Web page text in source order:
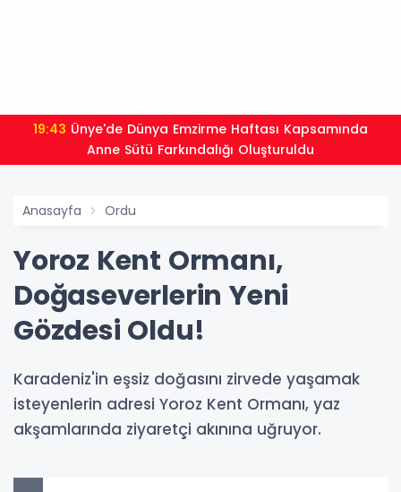
19:43
Anne Sütü Farkındalığı Oluşturuldu
Anasayfa Ordu
Yoroz Kent Ormanı,
Doğaseverlerin Yeni
Gözdesi Oldu!
Karadeniz'in eşsiz doğasını zirvede yaşamak
isteyenlerin adresi Yoroz Kent Ormanı, yaz
akşamlarında ziyaretçi akınına uğruyor.